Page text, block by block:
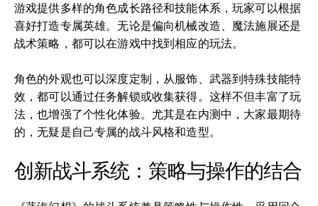
游戏提供多样的角色成长路径和技能体系，玩家可以根据
喜好打造专属英雄。无论是偏向机械改造、魔法施展还是
战术策略，都可以在游戏中找到相应的玩法。
角色的外观也可以深度定制，从服饰、武器到特殊技能特
效，都可以通过任务解锁或收集获得。这样不但丰富了玩
法，也增强了个性化体验。尤其是在内测中，大家最期待
的，无疑是自己专属的战斗风格和造型。
创新战斗系统：策略与操作的结合